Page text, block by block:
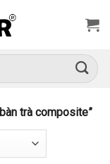
trà composite”